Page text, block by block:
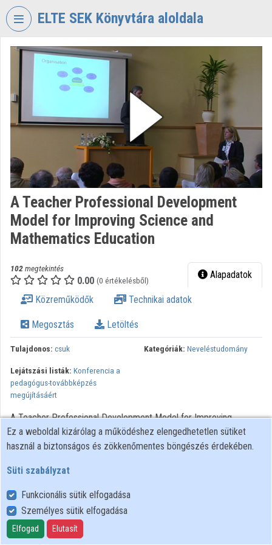
Fejléc kihagyása
ELTE SEK Könyvtára aloldala
VIDEOTORIUM
EKL
SAVARIA
KÖNYVTÁR
LEVÉLTÁR
Intézményi kezdőlap
Bejelentkezés
Intézményi felfedezés
Intézményi listák
Közreműködők
A Teacher Professional Development
Model for Improving Science and
Mathematics Education
102megtekintés
0.00 (0 értékelésből) Alapadatok
Közreműködők Technikai adatok
Megosztás Letöltés
Tulajdonos: csuk Kategóriák: Neveléstudomány
Lejátszási listák: Konferencia a
pedagógus-továbbképzés
megújításáért
A Teacher Professional Development Model for Improving
Science and Mathematics Education / Matthias Stadler (a
németországi program egyik koordinátora). - Nyugat-
Kutató Központ. - Szombathely, 2011
Felhasználói szabályzat
Adatkezelési tájékoztató
Süti szabályzat
Ez a weboldal kizárólag a működéshez elengedhetetlen sütiket
használ a biztonságos és zökkenőmentes böngészés érdekében.
Süti szabályzat
Funkcionális sütik elfogadása
Személyes sütik elfogadása
Elfogad Elutasít